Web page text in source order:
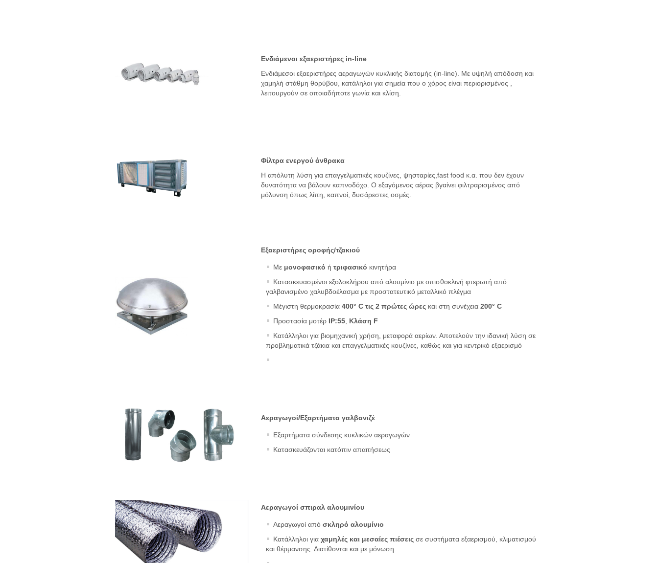
Ενδιάμενοι εξαεριστήρες in-line
Ενδιάμεσοι εξαεριστήρες αεραγωγών κυκλικής διατομής (in-line). Με υψηλή απόδοση και
χαμηλή στάθμη θορύβου, κατάληλοι για σημεία που ο χόρος είναι περιορισμένος ,
λειτουργούν σε οποιαδήποτε γωνία και κλίση.
Φίλτρα ενεργού άνθρακα
Η απόλυτη λύση για επαγγελματικές κουζίνες, ψησταρίες,fast food κ.α. που δεν έχουν
δυνατότητα να βάλουν καπνοδόχο. Ο εξαγόμενος αέρας βγαίνει φιλτραρισμένος από
μόλυνση όπως λίπη, καπνοί, δυσάρεστες οσμές.
Εξαεριστήρες οροφής/τζακιού
Με μονοφασικό ή τριφασικό κινητήρα
Κατασκευασμένοι εξολοκλήρου από αλουμίνιο με οπισθοκλινή φτερωτή από
γαλβανισμένο χαλυβδοέλασμα με προστατευτικό μεταλλικό πλέγμα
Μέγιστη θερμοκρασία 400° C τις 2 πρώτες ώρες και στη συνέχεια 200° C
Προστασία μοτέρ IP:55 Κλάση F
Κατάλληλοι για βιομηχανική χρήση, μεταφορά αερίων. Αποτελούν την ιδανική λύση σε
προβληματικά τζάκια και επαγγελματικές κουζίνες, καθώς και για κεντρικό εξαερισμό
Αεραγωγοί/Εξαρτήματα γαλβανιζέ
Εξαρτήματα σύνδεσης κυκλικών αεραγωγών
Κατασκευάζονται κατόπιν απαιτήσεως
Αεραγωγοί σπιραλ αλουμινίου
Αεραγωγοί από σκληρό αλουμίνιο
Κατάλληλοι για χαμηλές και μεσαίες πιέσεις σε συστήματα εξαερισμού, κλιματισμού
και θέρμανσης. Διατίθονται και με μόνωση.